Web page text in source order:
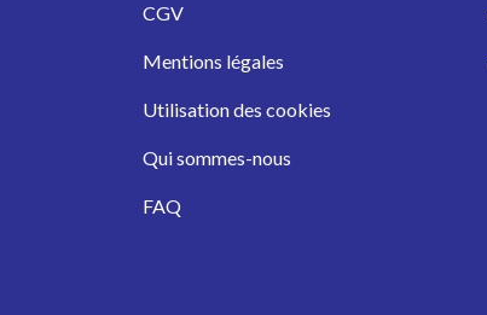
CGV
Mentions légales
Utilisation des cookies
Qui sommes-nous
FAQ